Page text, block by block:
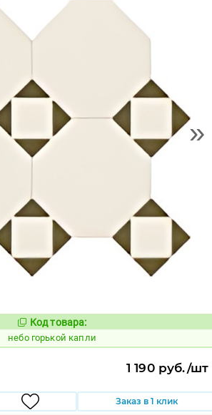
»
Код:
1111912
Код товара:
небо горькой капли
1 190 руб./шт
Заказ в 1 клик